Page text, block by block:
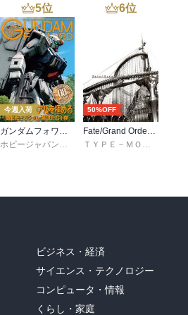
5位
今週入荷
ガンダムフォワードVol.22
ホビージャパン編集部
6位
50%OFF
Fate/Grand Order material XVI
ＴＹＰＥ－ＭＯＯＮ
ビジネス・経済
サイエンス・テクノロジー
コンピュータ・情報
くらし・家庭